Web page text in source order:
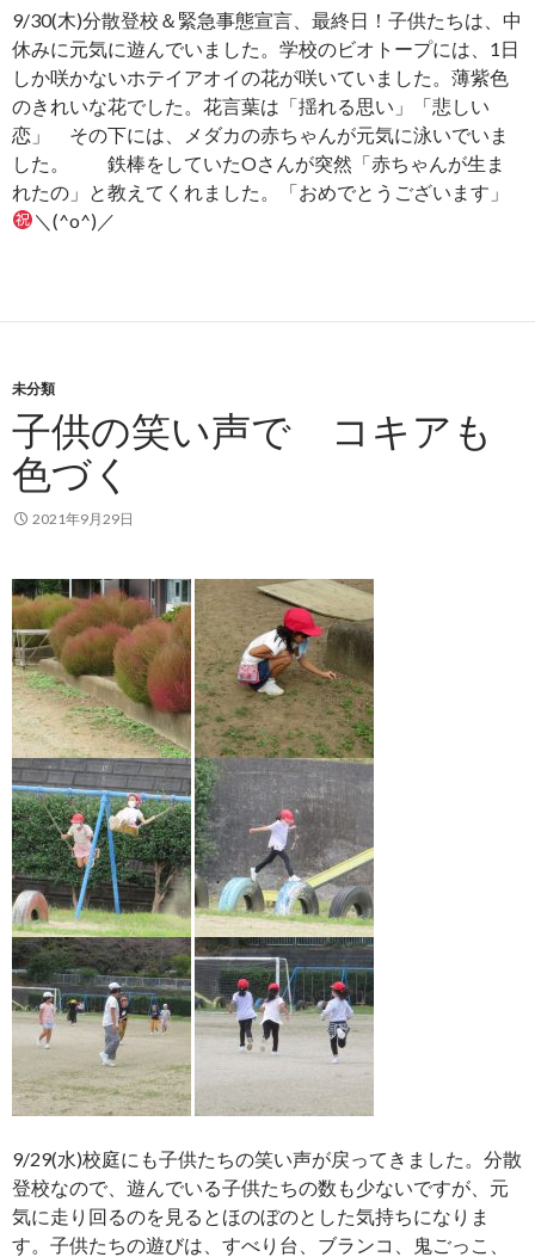
9/30(木)分散登校＆緊急事態宣言、最終日！子供たちは、中
休みに元気に遊んでいました。学校のビオトープには、1日
しか咲かないホテイアオイの花が咲いていました。薄紫色
のきれいな花でした。花言葉は「揺れる思い」「悲しい
恋」 その下には、メダカの赤ちゃんが元気に泳いでいま
した。 鉄棒をしていたOさんが突然「赤ちゃんが生ま
れたの」と教えてくれました。「おめでとうございます」
＼(^o^)／
未分類
子供の笑い声で コキアも
色づく
2021年9月29日
9/29(水)校庭にも子供たちの笑い声が戻ってきました。分散
登校なので、遊んでいる子供たちの数も少ないですが、元
気に走り回るのを見るとほのぼのとした気持ちになりま
す。子供たちの遊びは、すべり台、ブランコ、鬼ごっこ、